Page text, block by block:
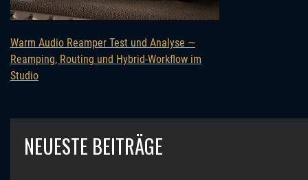
Warm Audio Reamper Test und Analyse —
Reamping, Routing und Hybrid-Workflow im
Studio
NEUESTE BEITRÄGE